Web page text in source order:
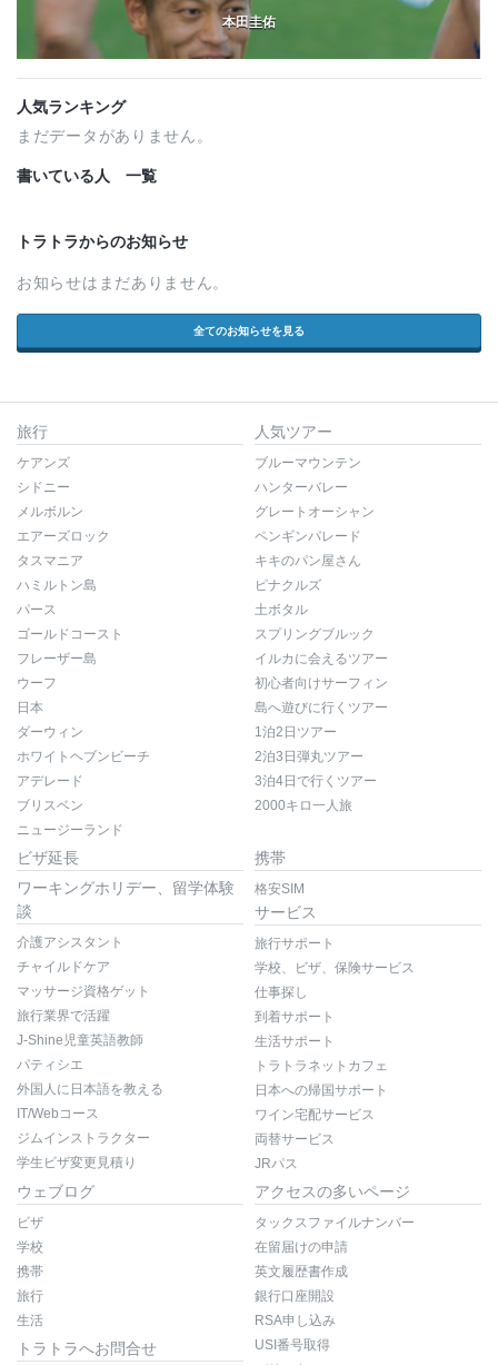
本田圭佑
人気ランキング
まだデータがありません。
書いている人 一覧
トラトラからのお知らせ
お知らせはまだありません。
全てのお知らせを見る
旅行
ケアンズ
シドニー
メルボルン
エアーズロック
タスマニア
ハミルトン島
パース
ゴールドコースト
フレーザー島
ウーフ
日本
ダーウィン
ホワイトヘブンビーチ
アデレード
ブリスベン
ニュージーランド
人気ツアー
ブルーマウンテン
ハンターバレー
グレートオーシャン
ペンギンパレード
キキのパン屋さん
ピナクルズ
土ボタル
スプリングブルック
イルカに会えるツアー
初心者向けサーフィン
島へ遊びに行くツアー
1泊2日ツアー
2泊3日弾丸ツアー
3泊4日で行くツアー
2000キロ一人旅
ビザ延長
ワーキングホリデー、留学体験
談
介護アシスタント
チャイルドケア
マッサージ資格ゲット
旅行業界で活躍
J-Shine児童英語教師
パティシエ
外国人に日本語を教える
IT/Webコース
ジムインストラクター
学生ビザ変更見積り
携帯
格安SIM
サービス
旅行サポート
学校、ビザ、保険サービス
仕事探し
到着サポート
生活サポート
トラトラネットカフェ
日本への帰国サポート
ワイン宅配サービス
両替サービス
JRパス
ウェブログ
ビザ
学校
携帯
旅行
生活
トラトラへお問合せ
アクセスの多いページ
タックスファイルナンバー
在留届けの申請
英文履歴書作成
銀行口座開設
RSA申し込み
USI番号取得